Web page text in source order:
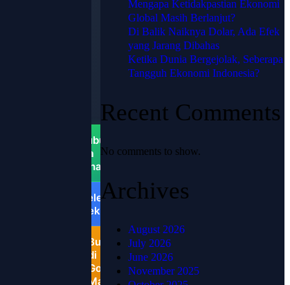
Mengapa Ketidakpastian Ekonomi
Global Masih Berlanjut?
Di Balik Naiknya Dolar, Ada Efek
yang Jarang Dibahas
Ketika Dunia Bergejolak, Seberapa
Tangguh Ekonomi Indonesia?
Recent Comments
No comments to show.
Archives
August 2026
July 2026
June 2026
November 2025
HJ
KARPET
PUSAT
Pondok
Ungu
Permai
Hubungi
via
WhatsApp
Telepon
Sekarang
Buka
di
Google
Maps